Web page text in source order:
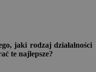
jaki rodzaj działalności
te najlepsze?